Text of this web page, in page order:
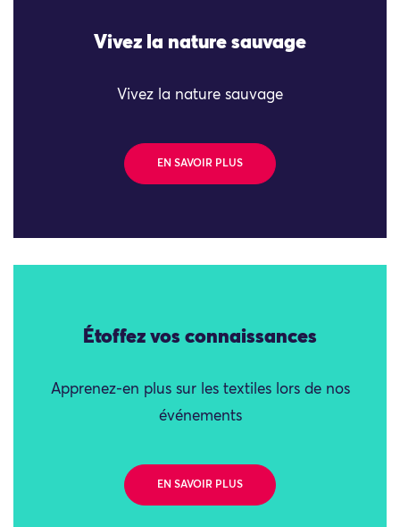
Vivez la nature sauvage
Vivez la nature sauvage
EN SAVOIR PLUS
Étoffez vos connaissances
Apprenez-en plus sur les textiles lors de nos
événements
EN SAVOIR PLUS